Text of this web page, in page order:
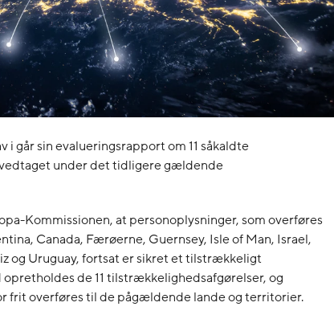
i går sin evalueringsrapport om 11 såkaldte
under det tidligere gældende
Kommissionen, at personoplysninger, som overføres
Canada, Færøerne, Guernsey, Isle of Man, Israel,
og Uruguay, fortsat er sikret et tilstrækkeligt
de 11 tilstrækkelighedsafgørelser, og
frit overføres til de pågældende lande og territorier.